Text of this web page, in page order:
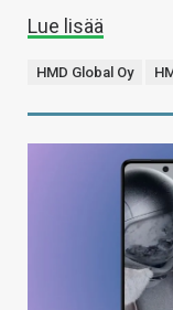
Lue lisää
HMD Global Oy